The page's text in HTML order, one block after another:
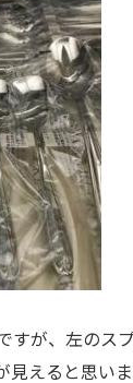
すが、左のス
見えると思いま